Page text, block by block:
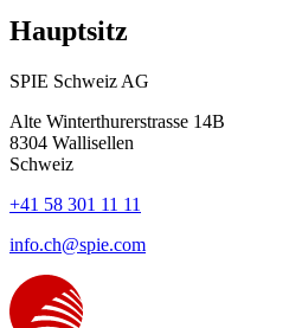
Hauptsitz
SPIE Schweiz AG
Alte Winterthurerstrasse 14B
8304 Wallisellen
Schweiz
+41 58 301 11 11
info.ch@spie.com